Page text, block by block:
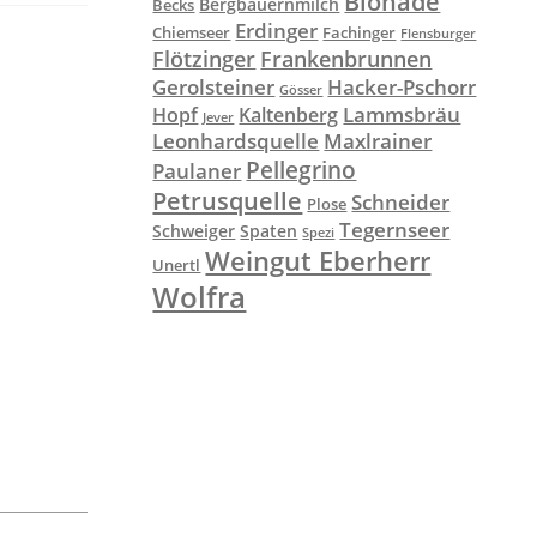
Becks
Chiemseer Erdinger Fachinger Flensburger
Flötzinger Frankenbrunnen
Gerolsteiner Gösser Hacker-Pschorr
Hopf Jever Kaltenberg Lammsbräu
Leonhardsquelle Maxlrainer
Paulaner Pellegrino
Petrusquelle Plose Schneider
Schweiger Spaten Spezi Tegernseer
Unertl Weingut Eberherr
Wolfra